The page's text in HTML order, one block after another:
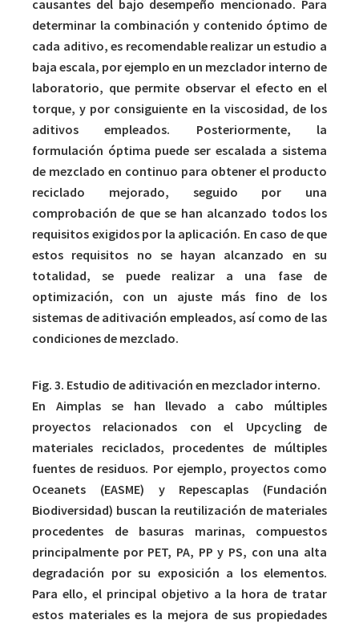
causantes del bajo desempeño mencionado. Para
determinar la combinación y contenido óptimo de
cada aditivo, es recomendable realizar un estudio a
baja escala, por ejemplo en un mezclador interno de
laboratorio, que permite observar el efecto en el
torque, y por consiguiente en la viscosidad, de los
aditivos empleados. Posteriormente, la
formulación óptima puede ser escalada a sistema
de mezclado en continuo para obtener el producto
reciclado mejorado, seguido por una
comprobación de que se han alcanzado todos los
requisitos exigidos por la aplicación. En caso de que
estos requisitos no se hayan alcanzado en su
totalidad, se puede realizar a una fase de
optimización, con un ajuste más fino de los
sistemas de aditivación empleados, así como de las
condiciones de mezclado.
Fig. 3. Estudio de aditivación en mezclador interno.
En Aimplas se han llevado a cabo múltiples
proyectos relacionados con el Upcycling de
materiales reciclados, procedentes de múltiples
fuentes de residuos. Por ejemplo, proyectos como
Oceanets (EASME) y Repescaplas (Fundación
Biodiversidad) buscan la reutilización de materiales
procedentes de basuras marinas, compuestos
principalmente por PET, PA, PP y PS, con una alta
degradación por su exposición a los elementos.
Para ello, el principal objetivo a la hora de tratar
estos materiales es la mejora de sus propiedades